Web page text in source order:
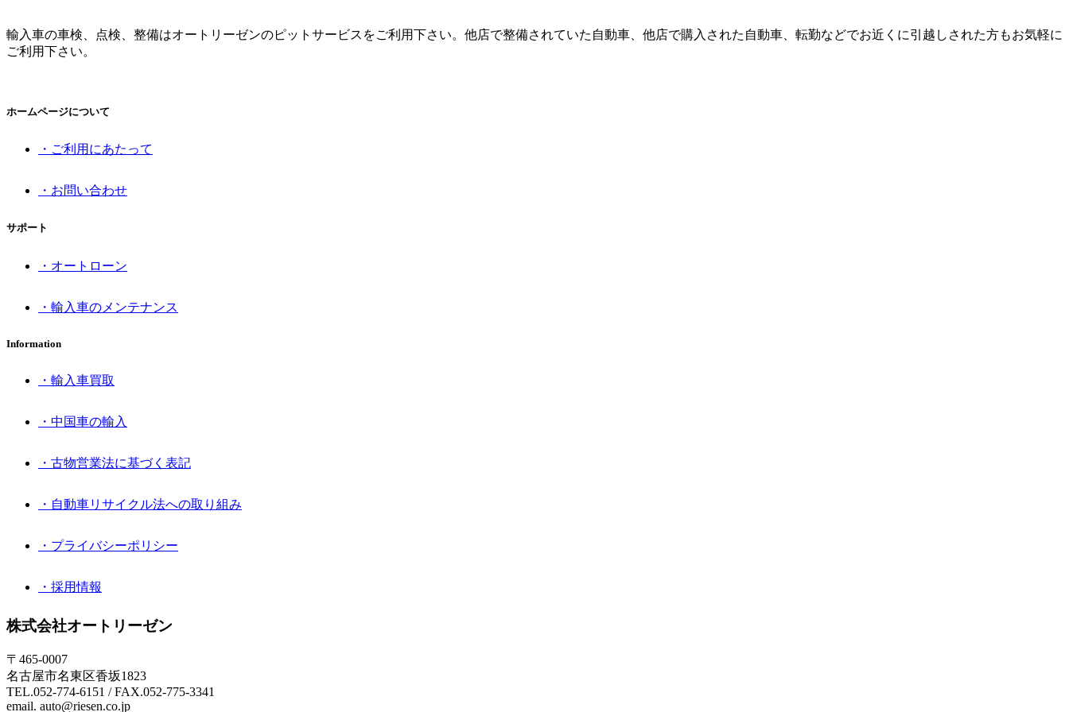
輸入車の車検、点検、整備はオートリーゼンのピットサービスをご利用下さい。他店で整備されていた自動車、他店で購入された自動車、転勤などでお近くに引越しされた方もお気軽に
ご利用下さい。
ホームページについて
・ご利用にあたって
・お問い合わせ
サポート
・オートローン
・輸入車のメンテナンス
Information
・輸入車買取
・中国車の輸入
・古物営業法に基づく表記
・自動車リサイクル法への取り組み
・プライバシーポリシー
・採用情報
株式会社オートリーゼン
〒465-0007
名古屋市名東区香坂1823
TEL.052-774-6151 / FAX.052-775-3341
email. auto@riesen.co.jp